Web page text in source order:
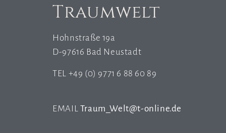
Traumwelt
Hohnstraße 19a
D-97616 Bad Neustadt
TEL +49 (0) 9771 6 88 60 89
EMAIL Traum_Welt@t-online.de